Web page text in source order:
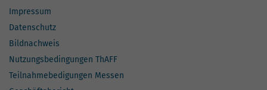
Impressum
Datenschutz
Bildnachweis
Nutzungsbedingungen ThAFF
Teilnahmebedigungen Messen